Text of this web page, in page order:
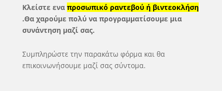
Κλείστε ενα προσωπικό ραντεβού ή βιντεοκλήση
.Θα χαρούμε πολύ να προγραμματίσουμε μια
συνάντηση μαζί σας.
Συμπληρώστε την παρακάτω φόρμα και θα
επικοινωνήσουμε μαζί σας σύντομα.